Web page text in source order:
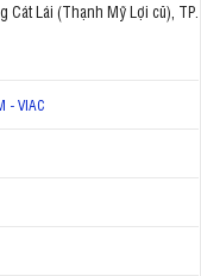
Lái (Thạnh Mỹ Lợi cũ), TP.
- VIAC